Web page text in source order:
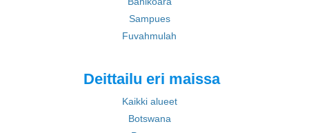
Sampues
Fuvahmulah
Deittailu eri maissa
Kaikki alueet
Botswana